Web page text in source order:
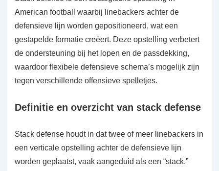
American football waarbij linebackers achter de
defensieve lijn worden gepositioneerd, wat een
gestapelde formatie creëert. Deze opstelling verbetert
de ondersteuning bij het lopen en de passdekking,
waardoor flexibele defensieve schema’s mogelijk zijn
tegen verschillende offensieve spelletjes.
Definitie en overzicht van stack defense
Stack defense houdt in dat twee of meer linebackers in
een verticale opstelling achter de defensieve lijn
worden geplaatst, vaak aangeduid als een “stack.”